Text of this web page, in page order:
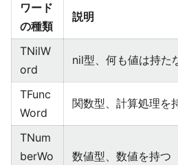
ワード
の種類
説明
TNilW
ord
nil型、何も値は持た
TFunc
Word
関数型、計算処理を
TNum
berWo
数値型、数値を持つ